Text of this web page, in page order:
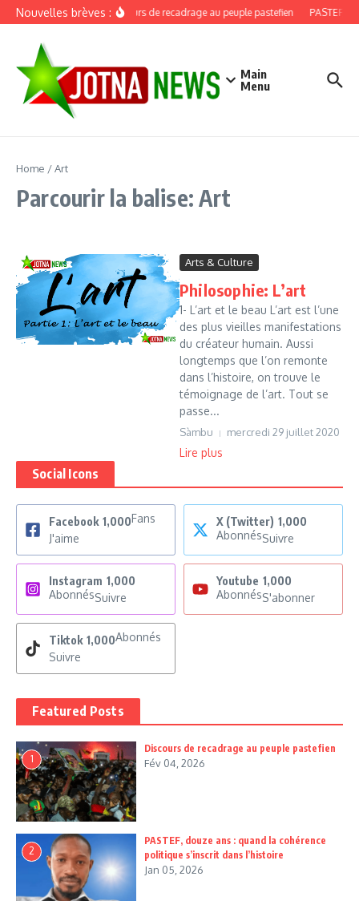
Aller au contenu
Nouvelles brèves :Discours de recadrage au peuple pastefien PASTEF,
Main
Menu
Home /Art
Parcourir la balise: Art
Arts & Culture
Philosophie: L’art
1- L’art et le beau L’art est l’une
des plus vieilles manifestations
du créateur humain. Aussi
longtemps que l’on remonte
dans l’histoire, on trouve le
témoignage de l’art. Tout se
passe...
Sàmbu mercredi 29 juillet 2020
Lire plus
Social Icons
Facebook 1,000Fans
J'aime
X (Twitter) 1,000
AbonnésSuivre
Instagram 1,000
AbonnésSuivre
Youtube 1,000
AbonnésS'abonner
Tiktok 1,000Abonnés
Suivre
Featured Posts
1
Discours de recadrage au peuple pastefien
Fév 04, 2026
2
PASTEF, douze ans : quand la cohérence
politique s’inscrit dans l’histoire
Jan 05, 2026